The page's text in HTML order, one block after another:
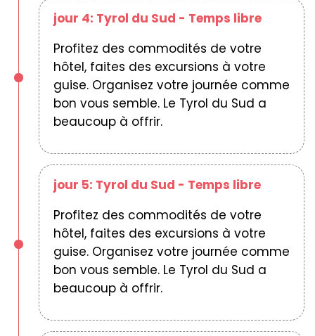
jour 4: Tyrol du Sud - Temps libre
Profitez des commodités de votre
hôtel, faites des excursions à votre
guise. Organisez votre journée comme
bon vous semble. Le Tyrol du Sud a
beaucoup à offrir.
jour 5: Tyrol du Sud - Temps libre
Profitez des commodités de votre
hôtel, faites des excursions à votre
guise. Organisez votre journée comme
bon vous semble. Le Tyrol du Sud a
beaucoup à offrir.